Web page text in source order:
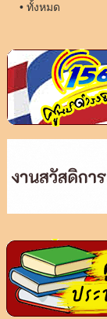
• ทั้งหมด